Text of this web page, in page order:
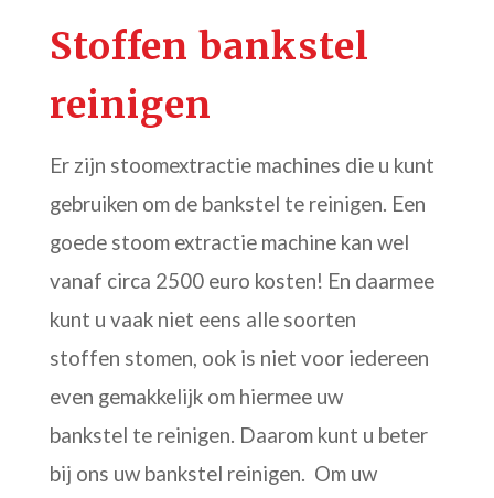
Stoffen bankstel
reinigen
Er zijn stoomextractie machines die u kunt
gebruiken om de bankstel te reinigen. Een
goede stoom extractie machine kan wel
vanaf circa 2500 euro kosten! En daarmee
kunt u vaak niet eens alle soorten
stoffen stomen, ook is niet voor iedereen
even gemakkelijk om hiermee uw
bankstel te reinigen. Daarom kunt u beter
bij ons uw bankstel reinigen. Om uw